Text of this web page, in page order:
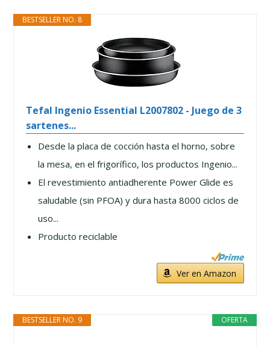
BESTSELLER NO. 8
Tefal Ingenio Essential L2007802 - Juego de 3
sartenes...
Desde la placa de cocción hasta el horno, sobre
la mesa, en el frigorífico, los productos Ingenio...
El revestimiento antiadherente Power Glide es
saludable (sin PFOA) y dura hasta 8000 ciclos de
uso...
Producto reciclable
Ver en Amazon
OFERTA
BESTSELLER NO. 9